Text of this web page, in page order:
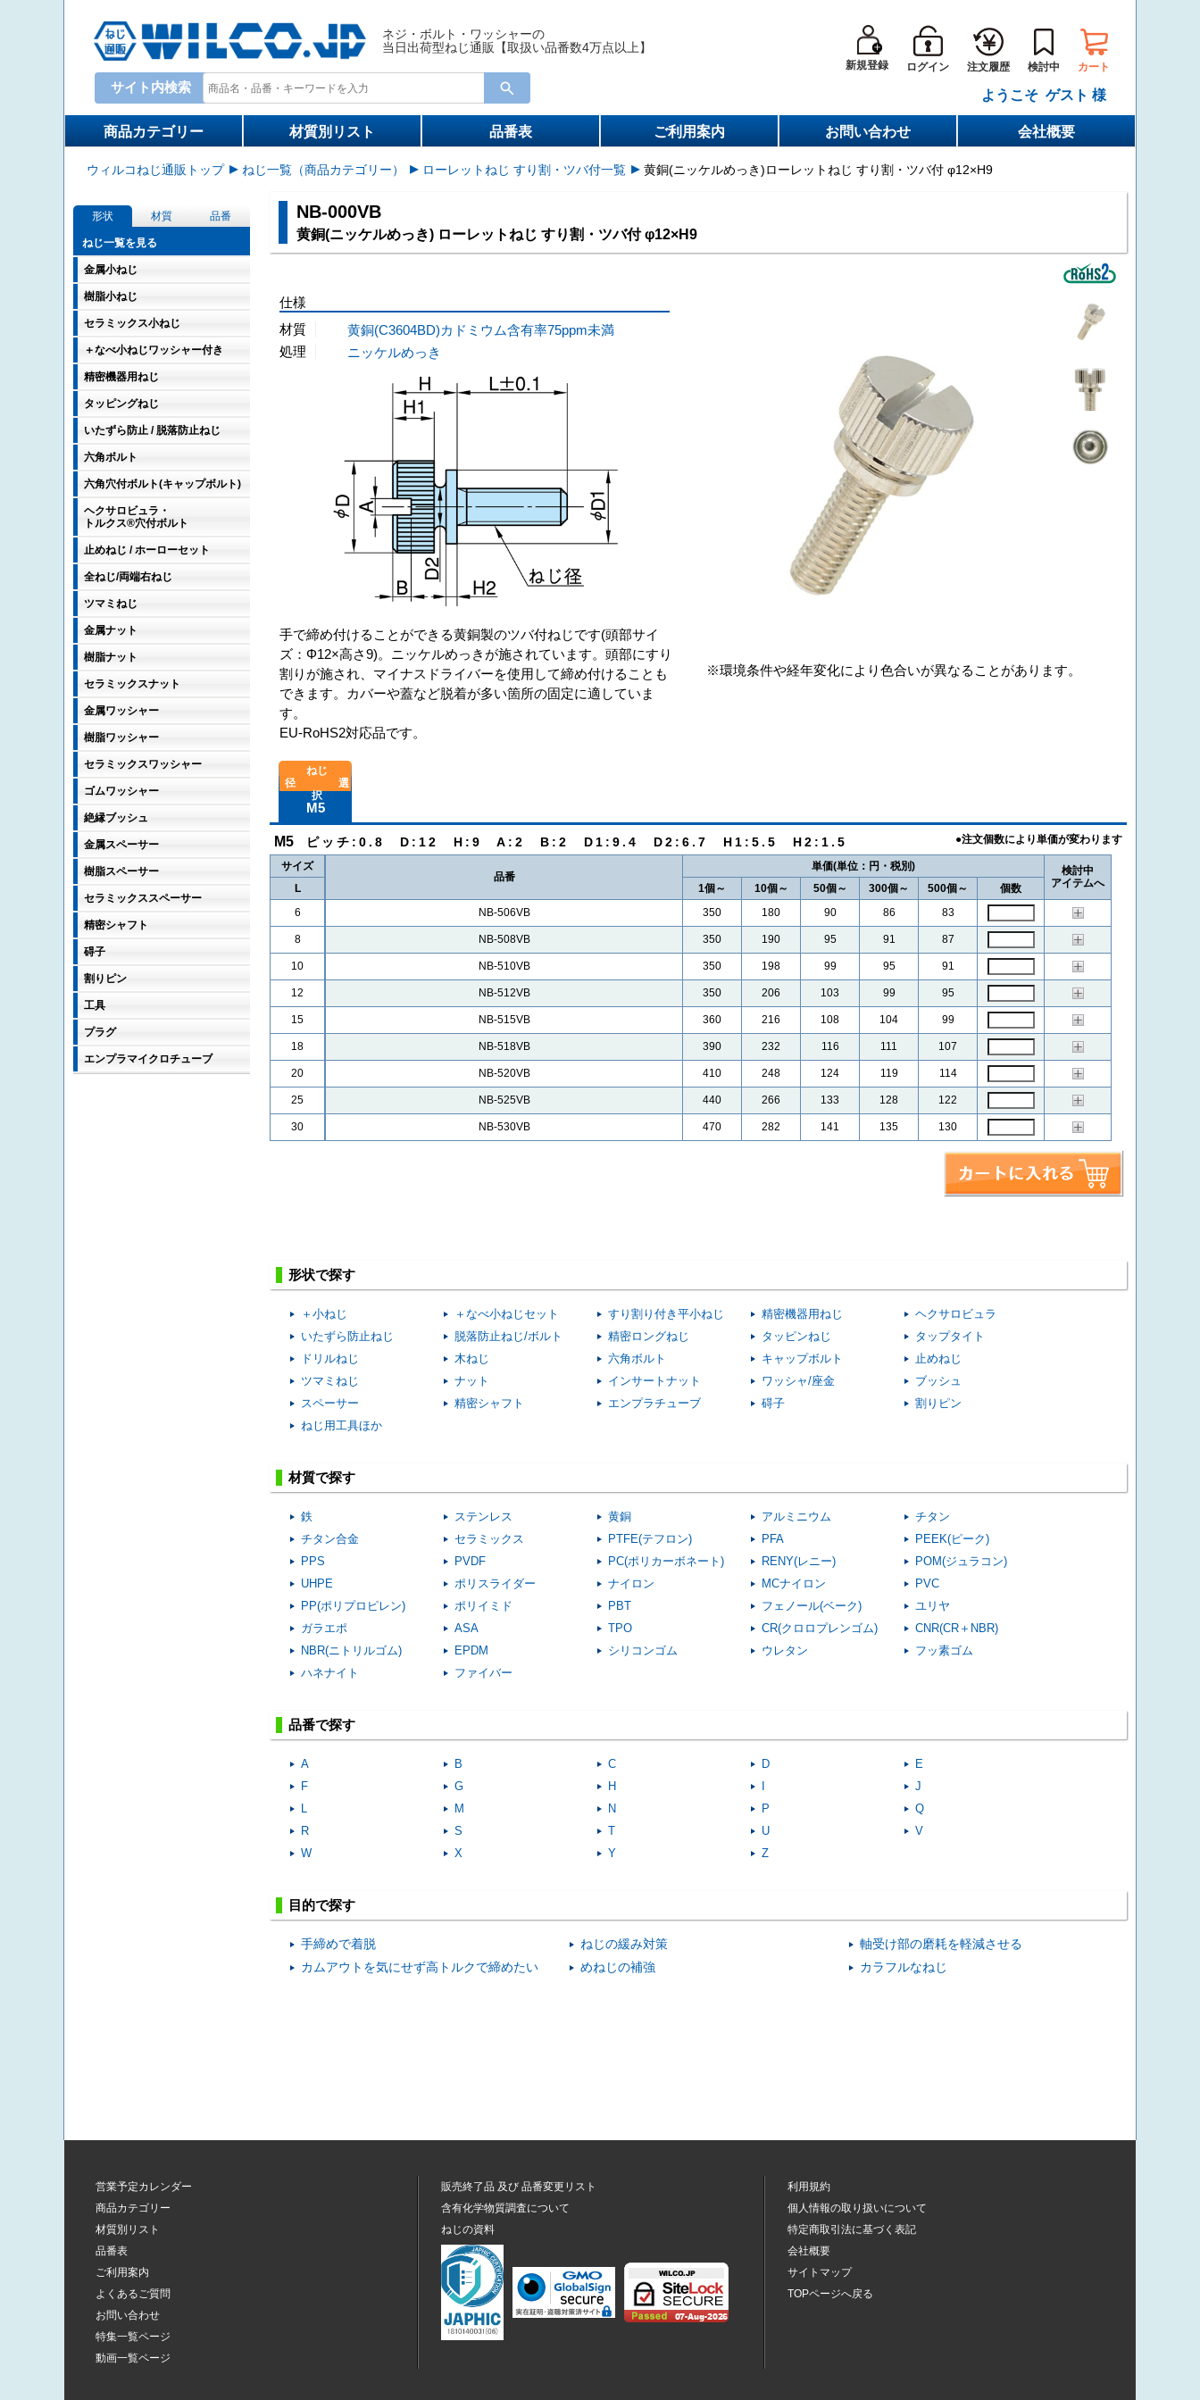
ネジ・ボルト・ワッシャーの
当日出荷型ねじ通販【取扱い品番数4万点以上】
新規登録 ログイン 注文履歴 検討中 カート
ようこそ ゲスト 様
商品カテゴリー 材質別リスト 品番表 ご利用案内 お問い合わせ 会社概要
サイト内検索 検索キーワード入力
ウィルコねじ通販トップ ねじ一覧（商品カテゴリー） ローレットねじ すり割・ツバ付一覧 黄銅(ニッケルめっき)ローレットねじ すり割・ツバ付 φ12×H9
形状 材質 品番
ねじ一覧を見る
金属小ねじ
樹脂小ねじ
セラミックス小ねじ
＋なべ小ねじワッシャー付き
精密機器用ねじ
タッピングねじ
いたずら防止 / 脱落防止ねじ
六角ボルト
六角穴付ボルト(キャップボルト)
ヘクサロビュラ・
トルクス®穴付ボルト
止めねじ / ホーローセット
全ねじ/両端右ねじ
ツマミねじ
金属ナット
樹脂ナット
セラミックスナット
金属ワッシャー
樹脂ワッシャー
セラミックスワッシャー
ゴムワッシャー
絶縁ブッシュ
金属スペーサー
樹脂スペーサー
セラミックススペーサー
精密シャフト
碍子
割りピン
工具
プラグ
エンプラマイクロチューブ
NB-000VB
黄銅(ニッケルめっき) ローレットねじ すり割・ツバ付 φ12×H9
仕様
材質
黄銅(C3604BD)カドミウム含有率75ppm未満
処理
ニッケルめっき
手で締め付けることができる黄銅製のツバ付ねじです(頭部サイ
ズ：Φ12×高さ9)。ニッケルめっきが施されています。頭部にすり
割りが施され、マイナスドライバーを使用して締め付けることも
できます。カバーや蓋など脱着が多い箇所の固定に適していま
す。
EU-RoHS2対応品です。
※環境条件や経年変化により色合いが異なることがあります。
M5
M5 ピッチ:0.8 D:12 H:9 A:2 B:2 D1:9.4 D2:6.7 H1:5.5 H2:1.5
サイズ
品番
単価
検討中
アイテムへ
L 1個～ 10個～ 50個～ 300個～ 500個～
個数
6
NB-506VB 350 180 90 86 83
8 NB-508VB 350 190 95 91 87
10 NB-510VB 350 198 99 95 91
12 NB-512VB 350 206 103 99 95
15 NB-515VB 360 216 108 104 99
18 NB-518VB 390 232 116 111 107
20 NB-520VB 410 248 124 119 114
25 NB-525VB 440 266 133 128 122
30 NB-530VB 470 282 141 135 130
形状で探す
＋小ねじ ＋なべ小ねじセット すり割り付き平小ねじ 精密機器用ねじ
ヘクサロビュラ
いたずら防止ねじ
脱落防止ねじ/ボルト 精密ロングねじ タッピンねじ
タップタイト
ドリルねじ
木ねじ 六角ボルト キャップボルト
止めねじ
ツマミねじ
ナット インサートナット ワッシャ/座金
ブッシュ
スペーサー
精密シャフト エンプラチューブ 碍子
割りピン
ねじ用工具ほか
材質で探す
鉄 ステンレス 黄銅 アルミニウム
チタン
チタン合金
セラミックス PTFE(テフロン) PFA
PEEK(ピーク)
PPS
PVDF PC(ポリカーボネート) RENY(レニー)
POM(ジュラコン)
UHPE
ポリスライダー ナイロン MCナイロン
PVC
PP(ポリプロピレン)
ポリイミド PBT フェノール(ベーク)
ユリヤ
ガラエポ
ASA TPO CR(クロロプレンゴム)
CNR(CR＋NBR)
NBR(ニトリルゴム)
EPDM シリコンゴム ウレタン
フッ素ゴム
ハネナイト
ファイバー
品番で探す
A B C D
E
F
G H I
J
L
M N P
Q
R
S T U
V
W
X Y Z
目的で探す
手締めで着脱 ねじの緩み対策
軸受け部の磨耗を軽減させる
カムアウトを気にせず高トルクで締めたい
めねじの補強 カラフルなねじ
営業予定カレンダー
商品カテゴリー
材質別リスト
品番表
ご利用案内
よくあるご質問
お問い合わせ
特集一覧ページ
動画一覧ページ
販売終了品 及び品番変更リスト
含有化学物質調査について
ねじの資料
利用規約
個人情報の取り扱いについて
特定商取引法に基づく表記
会社概要
サイトマップ
TOPページへ戻る